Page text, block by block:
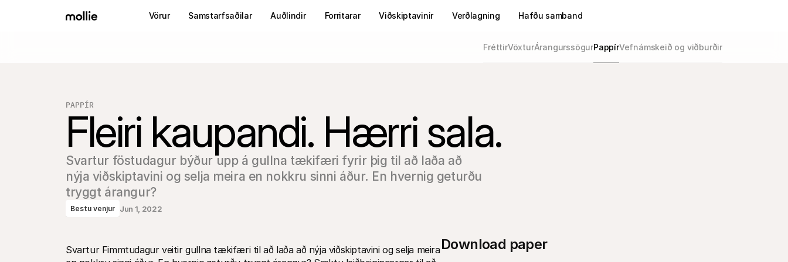
Vörur Samstarfsaðilar Auðlindir Forritarar Viðskiptavinir Verðlagning Hafðu samband
FréttirVöxturÁrangurssögurPappírVefnámskeið og viðburðir
PAPPÍR
Fleiri kaupandi. Hærri sala.
Svartur föstudagur býður upp á gullna tækifæri fyrir þig til að laða að
nýja viðskiptavini og selja meira en nokkru sinni áður. En hvernig geturðu
tryggt árangur?
Bestu venjur Jun 1, 2022
Svartur Fimmtudagur veitir gullna tækifæri til að laða að nýja viðskiptavini og selja meira Download paper